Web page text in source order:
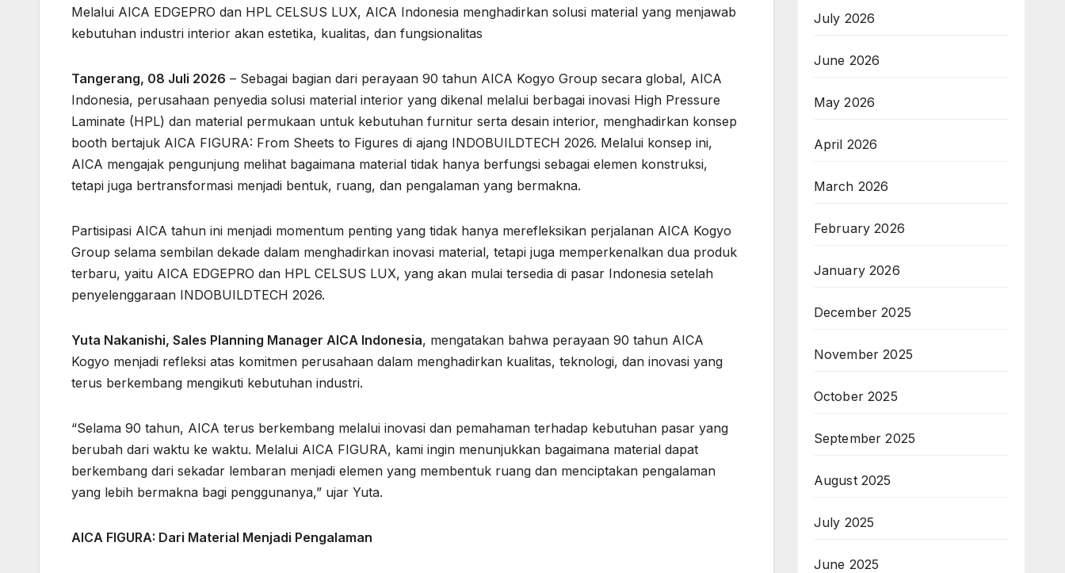
Melalui AICA EDGEPRO dan HPL CELSUS LUX, AICA Indonesia menghadirkan solusi material yang menjawab
kebutuhan industri interior akan estetika, kualitas, dan fungsionalitas
Tangerang, 08 Juli 2026 – Sebagai bagian dari perayaan 90 tahun AICA Kogyo Group secara global, AICA
Indonesia, perusahaan penyedia solusi material interior yang dikenal melalui berbagai inovasi High Pressure
Laminate (HPL) dan material permukaan untuk kebutuhan furnitur serta desain interior, menghadirkan konsep
booth bertajuk AICA FIGURA: From Sheets to Figures di ajang INDOBUILDTECH 2026. Melalui konsep ini,
AICA mengajak pengunjung melihat bagaimana material tidak hanya berfungsi sebagai elemen konstruksi,
tetapi juga bertransformasi menjadi bentuk, ruang, dan pengalaman yang bermakna.
Partisipasi AICA tahun ini menjadi momentum penting yang tidak hanya merefleksikan perjalanan AICA Kogyo
Group selama sembilan dekade dalam menghadirkan inovasi material, tetapi juga memperkenalkan dua produk
terbaru, yaitu AICA EDGEPRO dan HPL CELSUS LUX, yang akan mulai tersedia di pasar Indonesia setelah
penyelenggaraan INDOBUILDTECH 2026.
Yuta Nakanishi, Sales Planning Manager AICA Indonesia, mengatakan bahwa perayaan 90 tahun AICA
Kogyo menjadi refleksi atas komitmen perusahaan dalam menghadirkan kualitas, teknologi, dan inovasi yang
terus berkembang mengikuti kebutuhan industri.
“Selama 90 tahun, AICA terus berkembang melalui inovasi dan pemahaman terhadap kebutuhan pasar yang
berubah dari waktu ke waktu. Melalui AICA FIGURA, kami ingin menunjukkan bagaimana material dapat
berkembang dari sekadar lembaran menjadi elemen yang membentuk ruang dan menciptakan pengalaman
yang lebih bermakna bagi penggunanya,” ujar Yuta.
AICA FIGURA: Dari Material Menjadi Pengalaman
July 2026
June 2026
May 2026
April 2026
March 2026
February 2026
January 2026
December 2025
November 2025
October 2025
September 2025
August 2025
July 2025
June 2025